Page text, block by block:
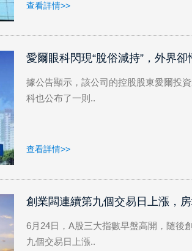
查看詳情>>
愛爾眼科閃現“脫俗減持”，外界卻
據公告顯示，該公司的控股股東愛爾投
科也公布了一則..
查看詳情>>
創業闆連續第九個交易日上漲，
6月24日，A股三大指數早盤高開，随後
九個交易日上漲..